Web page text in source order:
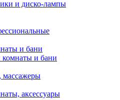
и диско-лампы
и бани
комнаты и бани
массажеры
аксессуары